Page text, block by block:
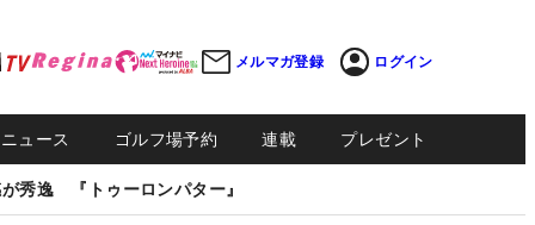
メルマガ登録 ログイン
ュース ゴルフ場予約 連載 プレゼント
秀逸 『トゥーロンパター』